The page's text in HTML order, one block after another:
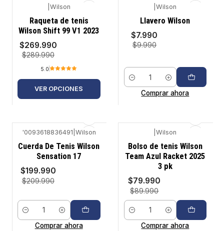
-7%
Wilson
Raqueta de tenis
Wilson Shift 99 V1 2023
$269.990
$289.990
5.0
VER OPCIONES
-20%
|Wilson
Llavero Wilson
$7.990
$9.990
Cantidad
Comprar ahora
-5%
'0093618836491 Wilson
Cuerda De Tenis Wilson
Sensation 17
$199.990
$209.990
Cantidad
Comprar ahora
-11%
|Wilson
Bolso de tenis Wilson
Team Azul Racket 2025
3 pk
$79.990
$89.990
Cantidad
Comprar ahora